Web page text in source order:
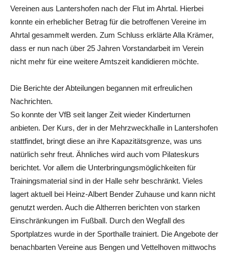
Vereinen aus Lantershofen nach der Flut im Ahrtal. Hierbei
konnte ein erheblicher Betrag für die betroffenen Vereine im
Ahrtal gesammelt werden. Zum Schluss erklärte Alla Krämer,
dass er nun nach über 25 Jahren Vorstandarbeit im Verein
nicht mehr für eine weitere Amtszeit kandidieren möchte.
Die Berichte der Abteilungen begannen mit erfreulichen
Nachrichten.
So konnte der VfB seit langer Zeit wieder Kinderturnen
anbieten. Der Kurs, der in der Mehrzweckhalle in Lantershofen
stattfindet, bringt diese an ihre Kapazitätsgrenze, was uns
natürlich sehr freut. Ähnliches wird auch vom Pilateskurs
berichtet. Vor allem die Unterbringungsmöglichkeiten für
Trainingsmaterial sind in der Halle sehr beschränkt. Vieles
lagert aktuell bei Heinz-Albert Bender Zuhause und kann nicht
genutzt werden. Auch die Altherren berichten von starken
Einschränkungen im Fußball. Durch den Wegfall des
Sportplatzes wurde in der Sporthalle trainiert. Die Angebote der
benachbarten Vereine aus Bengen und Vettelhoven mittwochs